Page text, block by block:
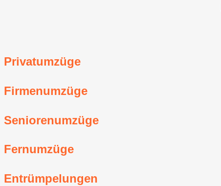
Privatumzüge
Firmenumzüge
Seniorenumzüge
Fernumzüge
Entrümpelungen